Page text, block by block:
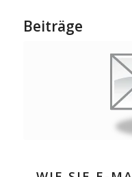
Beiträge